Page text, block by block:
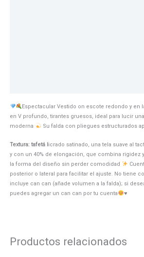
Espectacular Vestido on escote redondo y en
en V profundo, tirantes gruesos, ideal para lucir
moderna
Su falda con pliegues estructurados
Textura: tafetá licrado satinado, una tela suave al
y con un 40% de elongación, que combina rigidez
la forma del diseño sin perder comodidad
posterior o lateral para facilitar el ajuste. No tiene
incluye can can (añade volumen a la falda); si
puedes agregar un can can por tu cuenta
♥️
Productos relacionados